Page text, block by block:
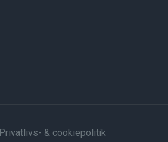
Privatlivs- & cookiepolitik